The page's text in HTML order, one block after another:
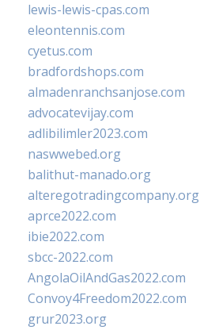
lewis-lewis-cpas.com
eleontennis.com
cyetus.com
bradfordshops.com
almadenranchsanjose.com
advocatevijay.com
adlibilimler2023.com
naswwebed.org
balithut-manado.org
alteregotradingcompany.org
aprce2022.com
ibie2022.com
sbcc-2022.com
AngolaOilAndGas2022.com
Convoy4Freedom2022.com
grur2023.org